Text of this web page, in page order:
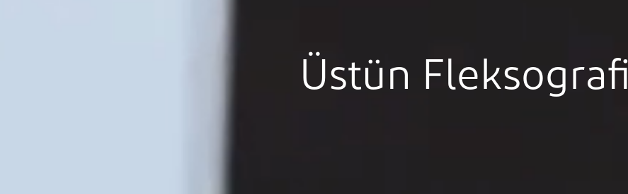
Üstün Fleksografi